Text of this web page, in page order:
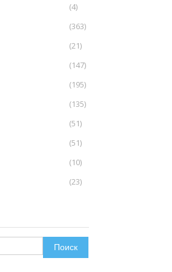
(4)
(363)
(21)
(147)
(195)
(135)
(51)
(51)
(10)
(23)